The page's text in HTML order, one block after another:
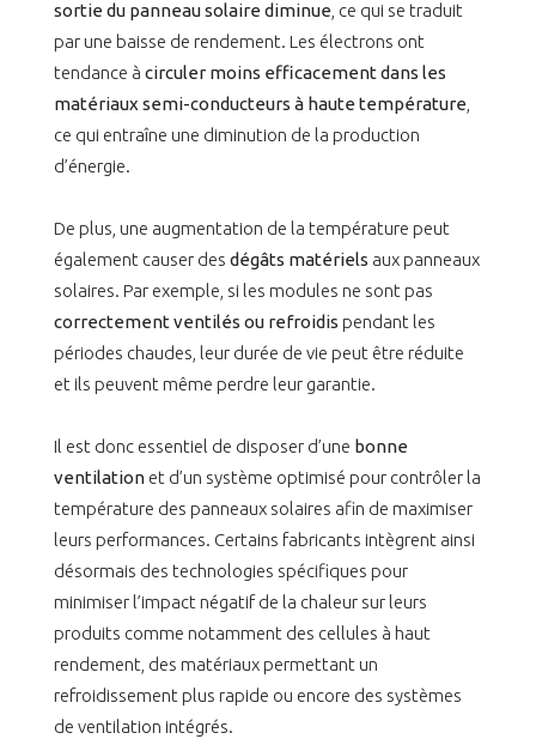
sortie du panneau solaire diminue , ce qui se traduit
par une baisse de rendement. Les électrons ont
tendance à circuler moins efficacement dans les
matériaux semi-conducteurs à haute température
ce qui entraîne une diminution de la production
d’énergie.
De plus, une augmentation de la température peut
également causer des dégâts matériels aux panneaux
solaires. Par exemple, si les modules ne sont pas
correctement ventilés ou refroidis pendant les
périodes chaudes, leur durée de vie peut être réduite
et ils peuvent même perdre leur garantie.
Il est donc essentiel de disposer d’une bonne
ventilation et d’un système optimisé pour contrôler la
température des panneaux solaires afin de maximiser
leurs performances. Certains fabricants intègrent ainsi
désormais des technologies spécifiques pour
minimiser l’impact négatif de la chaleur sur leurs
produits comme notamment des cellules à haut
rendement, des matériaux permettant un
refroidissement plus rapide ou encore des systèmes
de ventilation intégrés.